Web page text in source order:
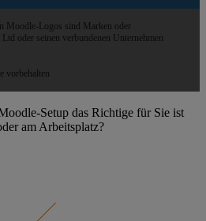
Moodle-Logos sind Marken oder
oder seinen verbundenen Unternehmen
vorbehalten
Setup das Richtige für Sie ist
am Arbeitsplatz?